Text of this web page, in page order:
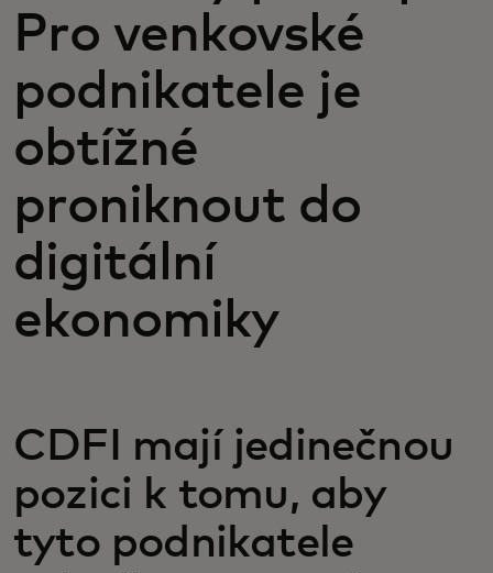
Novinky a trendy
Pro venkovské
podnikatele je
obtížné
proniknout do
digitální
ekonomiky
CDFI mají jedinečnou
pozici k tomu, aby
tyto podnikatele